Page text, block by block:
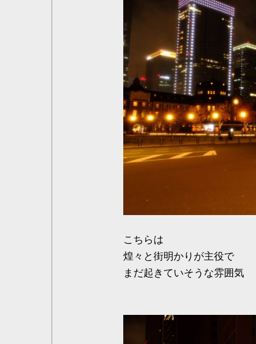
こちらは
煌々と街明かりが主役で
まだ起きていそうな雰囲気